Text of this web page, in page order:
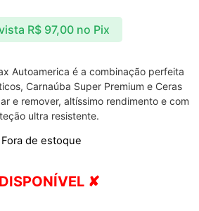
R$97,00 no Pix
Autoamerica é a combinação perfeita
Carnaúba Super Premium e Ceras
e remover, altíssimo rendimento e com
ultra resistente.
Fora de estoque
✘